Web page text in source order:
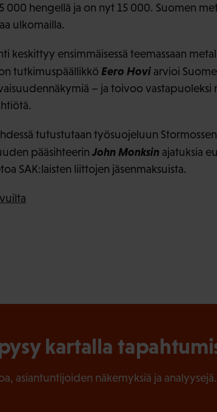
000 hengellä ja on nyt 15 000. Suomen
ulkomailla.
keskittyy ensimmäisessä teemassaan
tutkimuspäällikkö Eero Hoviarvioi
– ja toivoo
tutustutaan työsuojeluun
pääsihteerin John Monksinajatuksia
SAK:laisten liittojen jäsenmaksuista.
kartalla
asiantuntijoiden näkemyksiä ja analyysejä.